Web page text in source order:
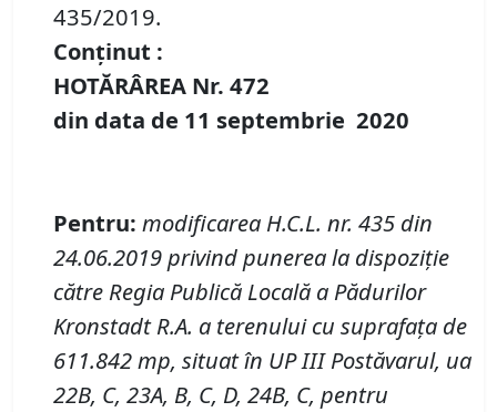
435/2019.
Conținut :
HOTĂRÂREA Nr. 472
din data de 11 septembrie 2020
Pentru: modificarea H.C.L. nr. 435 din
24.06.2019 privindpunerea la dispoziţie
către Regia Publică Locală a Pădurilor
Kronstadt R.A. a terenului cu suprafaţa de
611.842 mp, situat în UP III Postăvarul, ua
22B, C, 23A, B, C, D, 24B, C, pentru